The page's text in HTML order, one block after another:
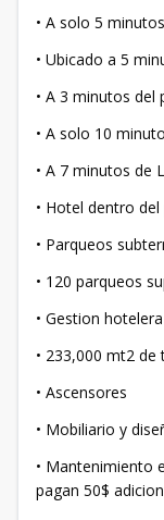
• A solo 5
• Ubicado a 5
• A 3 minutos
• A solo 10
• A 7 minutos de
• Hotel dentro
• Parqueos
• 120 parqueos
• Gestion hotelera
• 233,000 mt2 de
• Ascensores
• Mobiliario y
• Mantenimiento
pagan 50$